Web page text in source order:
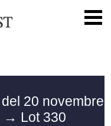
del 20 novembre
→ Lot 330